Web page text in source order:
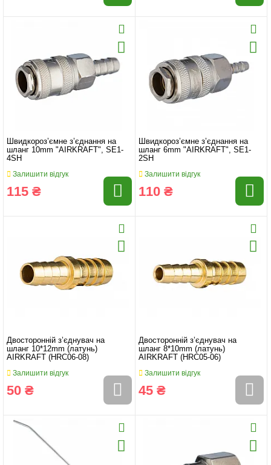
Швидкороз’ємне з’єднання на
шланг 10mm "AIRKRAFT", SE1-
4SH
Залишити відгук
115 ₴
Швидкороз’ємне з’єднання на
шланг 6mm "AIRKRAFT", SE1-
2SH
Залишити відгук
110 ₴
Двосторонній з’єднувач на
шланг 10*12mm (латунь)
AIRKRAFT (HRC06-08)
Залишити відгук
50 ₴
Двосторонній з’єднувач на
шланг 8*10mm (латунь)
AIRKRAFT (HRC05-06)
Залишити відгук
45 ₴